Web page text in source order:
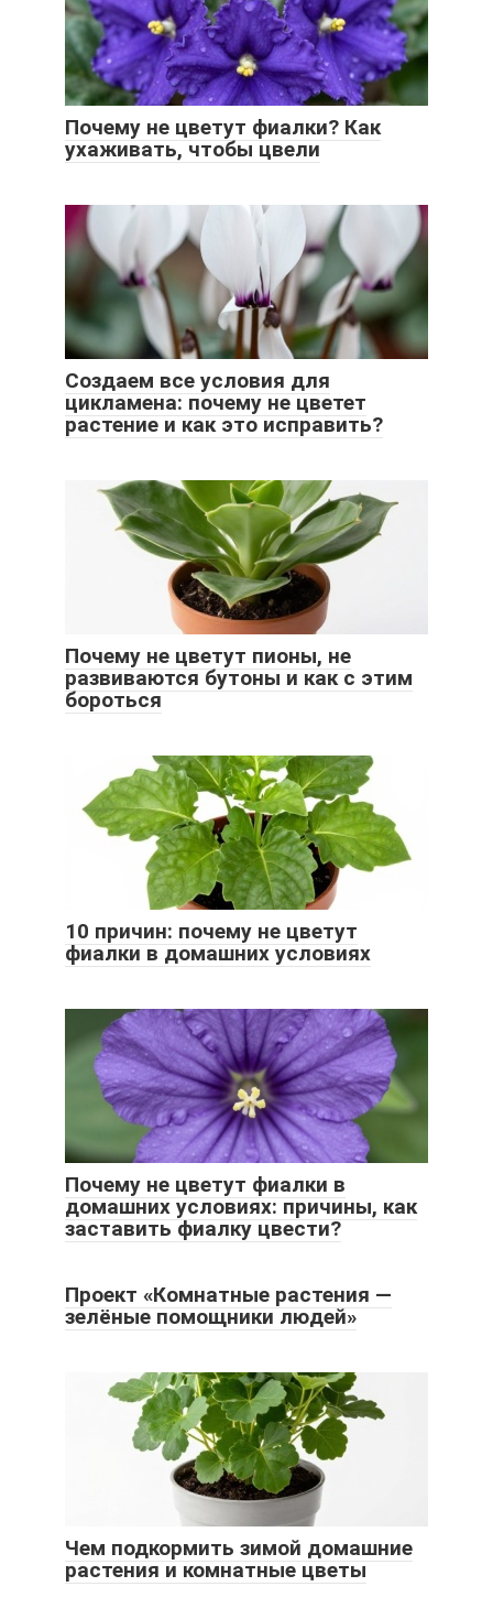
Почему не цветут фиалки? Как
ухаживать, чтобы цвели
Создаем все условия для
цикламена: почему не цветет
растение и как это исправить?
Почему не цветут пионы, не
развиваются бутоны и как с этим
бороться
10 причин: почему не цветут
фиалки в домашних условиях
Почему не цветут фиалки в
домашних условиях: причины, как
заставить фиалку цвести?
Проект «Комнатные растения —
зелёные помощники людей»
Чем подкормить зимой домашние
растения и комнатные цветы